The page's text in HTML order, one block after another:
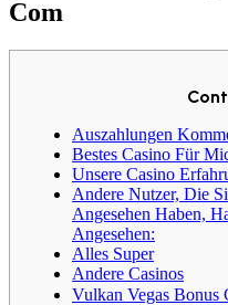
Com
Auszahlungen
Bestes Casino Für
Unsere Casino
Andere Nutzer, Die
Angesehen Haben,
Angesehen:
Alles Super
Andere Casinos
Vulkan Vegas Bonus